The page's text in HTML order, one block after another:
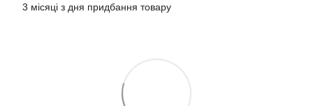
3 місяці з дня придбання товару